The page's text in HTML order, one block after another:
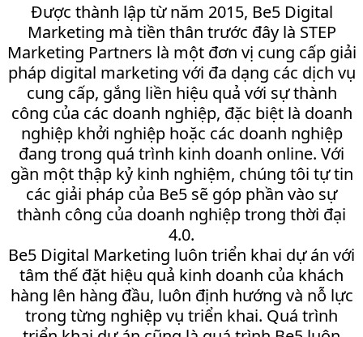
Được thành lập từ năm 2015, Be5 Digital
Marketing mà tiền thân trước đây là STEP
Marketing Partners là một đơn vị cung cấp giải
pháp digital marketing với đa dạng các dịch vụ
cung cấp, gắng liền hiệu quả với sự thành
công của các doanh nghiệp, đặc biệt là doanh
nghiệp khởi nghiệp hoặc các doanh nghiệp
đang trong quá trình kinh doanh online. Với
gần một thập kỷ kinh nghiệm, chúng tôi tự tin
các giải pháp của Be5 sẽ góp phần vào sự
thành công của doanh nghiệp trong thời đại
4.0.
Be5 Digital Marketing luôn triển khai dự án với
tâm thế đặt hiệu quả kinh doanh của khách
hàng lên hàng đầu, luôn định hướng và nỗ lực
trong từng nghiệp vụ triển khai. Quá trình